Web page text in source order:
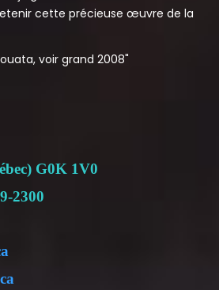
cette précieuse œuvre de la
voir grand 2008"
G0K 1V0
2300